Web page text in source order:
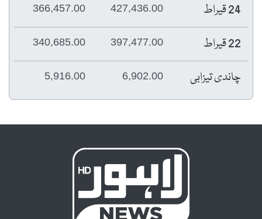
24 قیراط
427,436.00
366,457.00
22 قیراط 397,477.00
340,685.00
چاندی تیزابی 6,902.00
5,916.00